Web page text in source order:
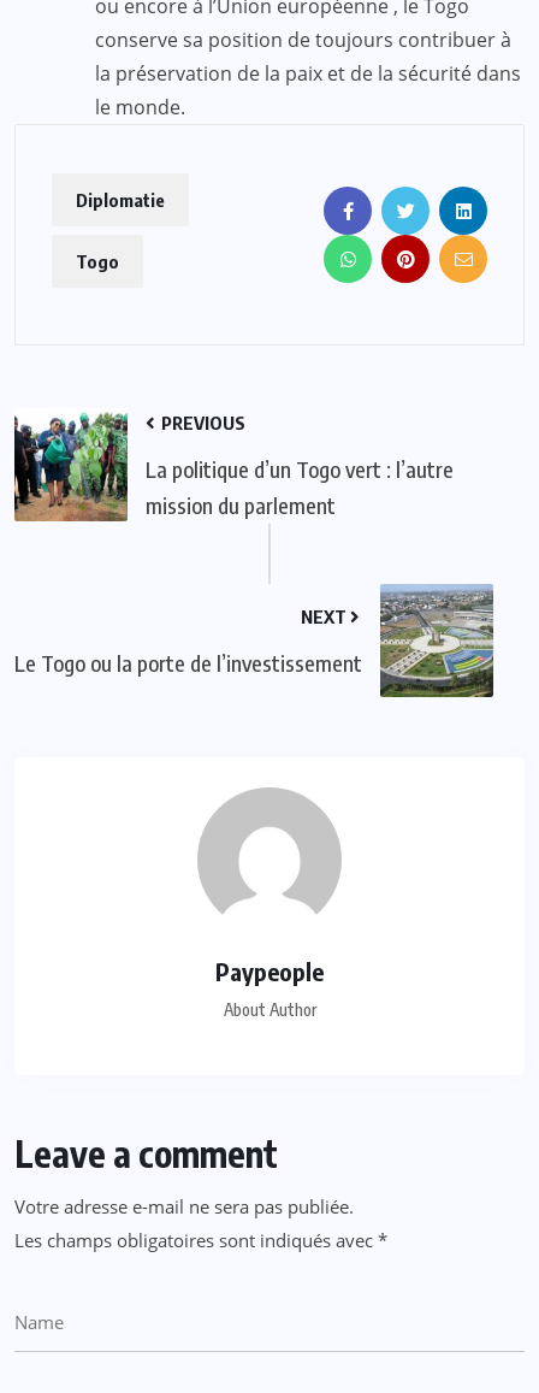
ou encore à l’Union européenne , le Togo
conserve sa position de toujours contribuer à
la préservation de la paix et de la sécurité dans
le monde.
Diplomatie
Togo
PREVIOUS
La politique d’un Togo vert : l’autre
mission du parlement
NEXT
Le Togo ou la porte de l’investissement
Paypeople
About Author
Leave a comment
Votre adresse e-mail ne sera pas publiée.
Les champs obligatoires sont indiqués avec *